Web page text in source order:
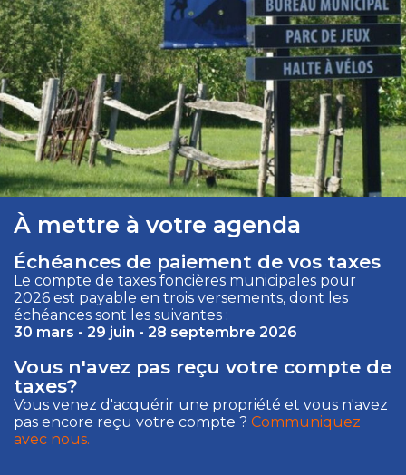
À mettre à votre agenda
Échéances de paiement de vos taxes
Le compte de taxes foncières municipales pour
2026 est payable en trois versements, dont les
échéances sont les suivantes :
30 mars - 29 juin - 28 septembre 2026
Vous n'avez pas reçu votre compte de
taxes?
Vous venez d'acquérir une propriété et vous n'avez
pas encore reçu votre compte ? Communiquez
avec nous.